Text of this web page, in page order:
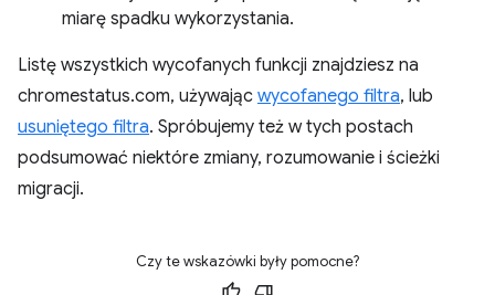
miarę spadku wykorzystania.
Listę wszystkich wycofanych funkcji znajdziesz na
chromestatus.com, używając wycofanego filtra, lub
usuniętego filtra. Spróbujemy też w tych postach
podsumować niektóre zmiany, rozumowanie i ścieżki
migracji.
Czy te wskazówki były pomocne?